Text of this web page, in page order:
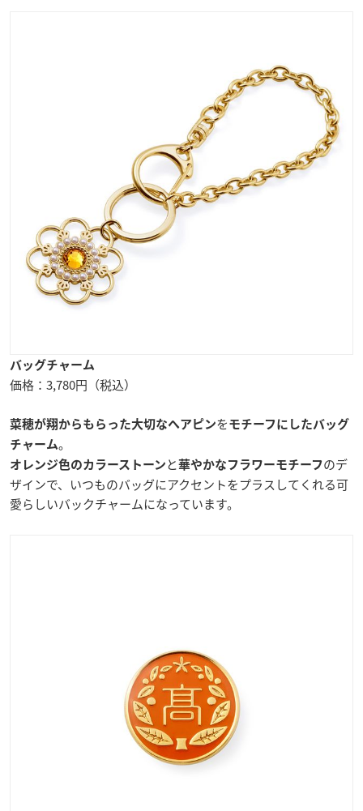
バッグチャーム
価格：3,780円（税込）
菜穂が翔からもらった大切なヘアピンを モチーフにしたバッグ
チャーム。
オレンジ色のカラーストーン と華やかなフラワーモチーフのデ
ザインで、いつものバッグにアクセントをプラスしてくれる可
愛らしいバックチャームになっています。